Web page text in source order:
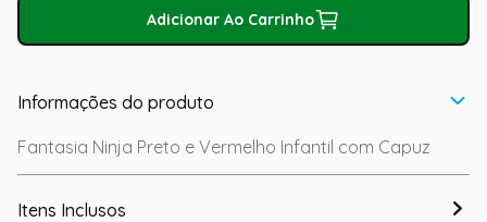
Adicionar Ao Carrinho
Informações do produto
Fantasia Ninja Preto e Vermelho Infantil com Capuz
Itens Inclusos